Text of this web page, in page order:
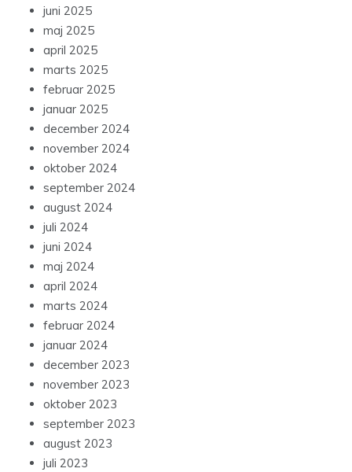
juni 2025
maj 2025
april 2025
marts 2025
februar 2025
januar 2025
december 2024
november 2024
oktober 2024
september 2024
august 2024
juli 2024
juni 2024
maj 2024
april 2024
marts 2024
februar 2024
januar 2024
december 2023
november 2023
oktober 2023
september 2023
august 2023
juli 2023